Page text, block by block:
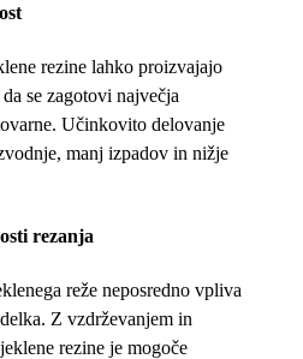
rezine lahko proizvajajo
se zagotovi največja
Učinkovito delovanje
manj izpadov in nižje
rezanja
reže neposredno vpliva
Z vzdrževanjem in
rezine je mogoče